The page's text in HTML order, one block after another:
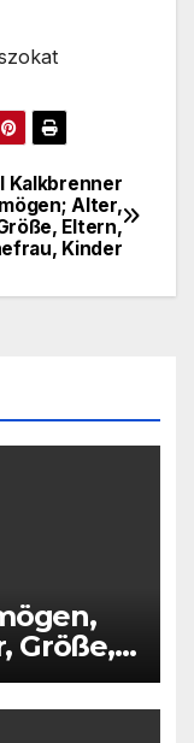
Kalkbrenner
Alter,
Eltern,
Kinder
Größe,